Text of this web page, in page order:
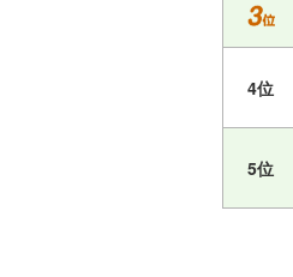
4位
5位